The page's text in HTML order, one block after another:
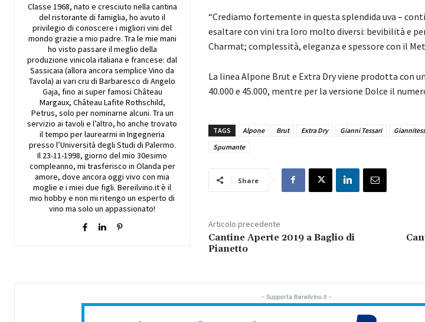
Classe 1968, nato e cresciuto nella cantina
del ristorante di famiglia, ho avuto il
privilegio di conoscere i migliori vini del
mondo grazie a mio padre. Tra le mie mani
ho visto passare il meglio della
produzione vinicola italiana e francese: dal
Sassicaia (allora ancora semplice Vino da
Tavola) ai vari cru di Barbaresco di Angelo
Gaja, fino ai super famosi Château
Margaux, Château Lafite Rothschild,
Petrus, solo per nominarne alcuni. Tra un
servizio ai tavoli e l’altro, ho anche trovato
il tempo per laurearmi in Ingegneria
presso l’Università degli Studi di Palermo.
Il 23-11-1998, giorno del mio 30esimo
compleanno, mi trasferisco in Olanda per
amore, dove ancora oggi vivo con mia
moglie e i miei due figli. Bereilvino.it è il
mio hobby e non mi ritengo un esperto di
vino ma solo un appassionato!
“Crediamo fortemente in questa splendida uva –
esaltare con vini tra loro molto diversi: bevibilità e
Charmat; complessità, eleganza e spessore con il
La linea Alpone Brut e Extra Dry viene prodotta con
40.000 e 45.000, mentre per la versione Dolce il
TAGS Alpone Brut Extra Dry Gianni Tessari
Spumante
Share
Articolo precedente
Cantine Aperte 2019 a Baglio di
Pianetto
- Supporta Bereilvino.it -